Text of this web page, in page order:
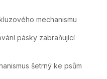
mechanismu
pásky zabraňující
šetrný ke psům